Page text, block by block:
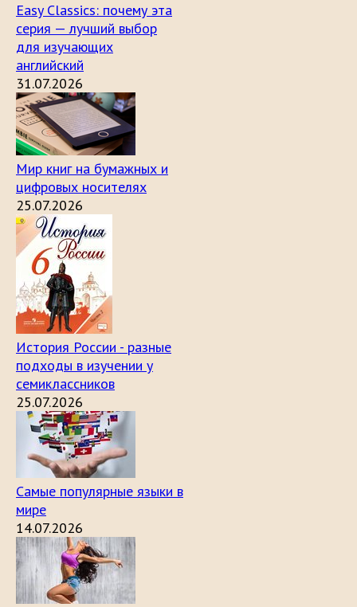
Easy Classics: почему эта
серия — лучший выбор
для изучающих
английский
31.07.2026
Мир книг на бумажных и
цифровых носителях
25.07.2026
История России - разные
подходы в изучении у
семиклассников
25.07.2026
Самые популярные языки в
мире
14.07.2026